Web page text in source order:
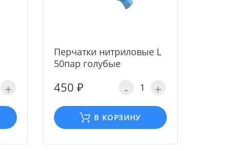
+
Перчатки нитриловые L
50пар голубые
450 ₽ - +
В КОРЗИНУ